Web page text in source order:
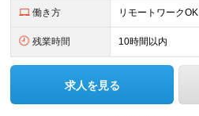
働き方 リモートワークOK
残業時間 10時間以内
求人を見る